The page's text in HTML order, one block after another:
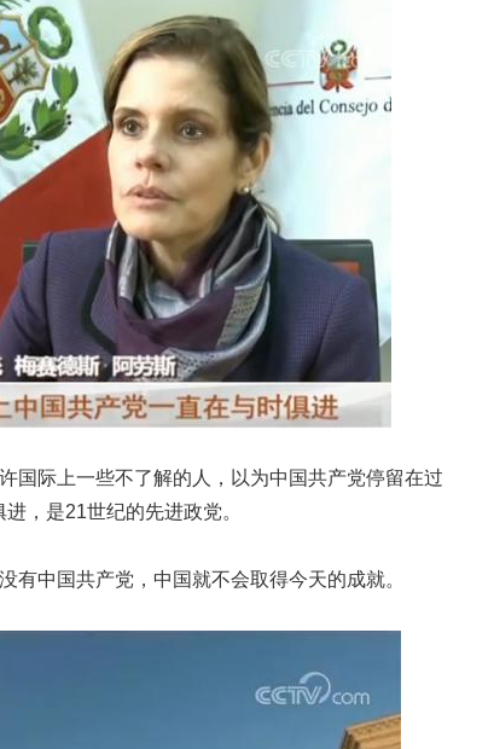
国际上一些不了解的人，以为中国共产党停留在过
，是21世纪的先进政党。
有中国共产党，中国就不会取得今天的成就。